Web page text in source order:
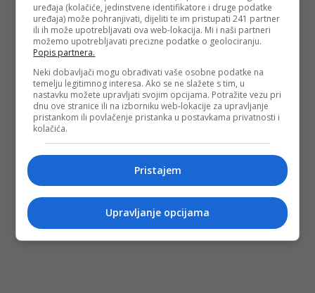
PODIJELI NA
uređaja (kolačiće, jedinstvene identifikatore i druge podatke
uređaja) može pohranjivati, dijeliti te im pristupati 241 partner
ili ih može upotrebljavati ova web-lokacija. Mi i naši partneri
možemo upotrebljavati precizne podatke o geolociranju.
Popis partnera.
Neki dobavljači mogu obrađivati vaše osobne podatke na
temelju legitimnog interesa. Ako se ne slažete s tim, u
nastavku možete upravljati svojim opcijama. Potražite vezu pri
dnu ove stranice ili na izborniku web-lokacije za upravljanje
pristankom ili povlačenje pristanka u postavkama privatnosti i
kolačića.
Pristajem
Upravljanje opcijama